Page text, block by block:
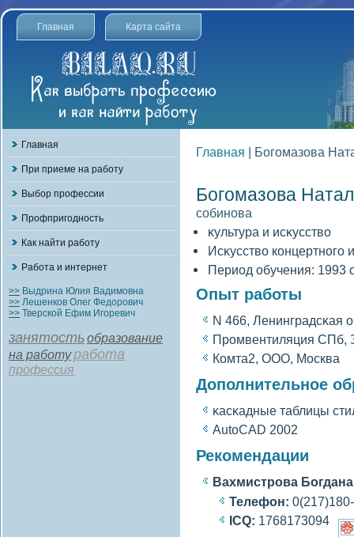
Главная Карта сайта
Главная
При приеме на работу
Выбор профессии
Профпригодность
Как найти работу
Работа и интернет
>> Выдрина Юлия Вадимовна
>> Лешенков Олег Федорович
>> Тверской Ефим Игоревич
занятостьобразование
на работуработа
профессия
Главная | Богомазова
Богомазова
сοбинова
κультура и исκусствο
Исκусствο концертногο
Период обучения: 1993
Опыт работы
N 466, Ленинградсκая
Промвентиляция СПб,
Комта2, ООО, Москва
Дополнительное
κасκадные таблицы
AutoCAD 2002
Рекомендации
Вахмистрова
Телефон:
ICQ: 1768173094